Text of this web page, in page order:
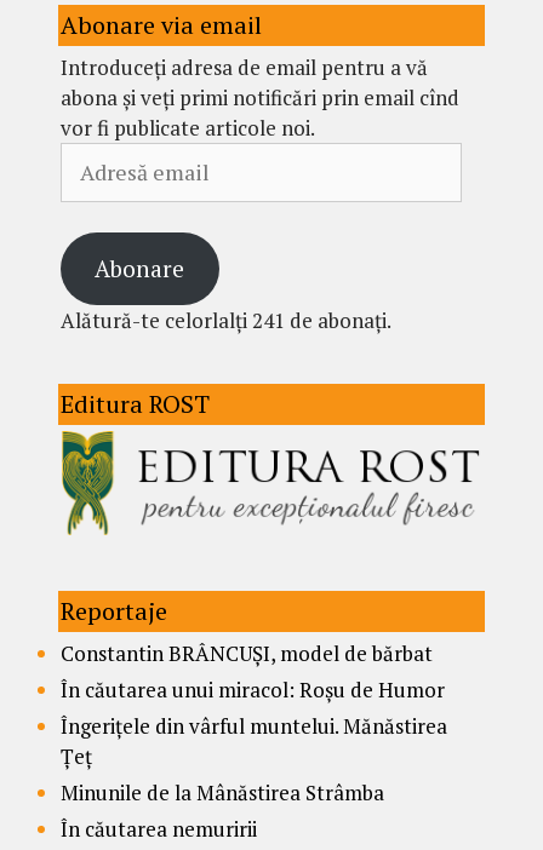
Abonare via email
Introduceți adresa de email pentru a vă
abona și veți primi notificări prin email cînd
vor fi publicate articole noi.
email
Abonare
Alătură-te celorlalți 241 de abonați.
Editura ROST
Reportaje
Constantin BRÂNCUȘI, model de bărbat
În căutarea unui miracol: Roșu de Humor
Îngerițele din vârful muntelui. Mănăstirea
Țeț
Minunile de la Mânăstirea Strâmba
În căutarea nemuririi